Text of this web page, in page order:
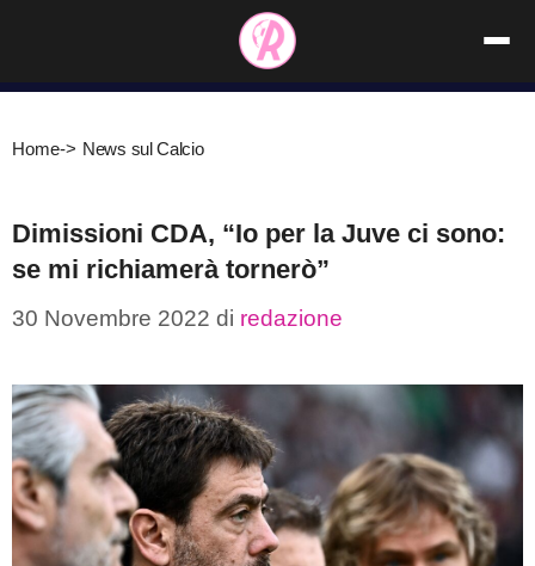
contenuto
Home-> News sul Calcio
Dimissioni CDA, “Io per la Juve ci sono:
se mi richiamerà tornerò”
30 Novembre 2022 di redazione